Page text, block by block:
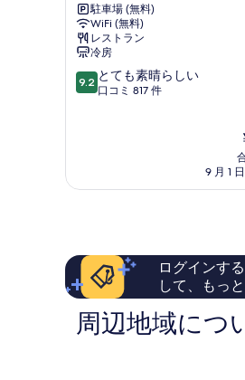
真
を
表
示
す
て
の
写
真
を
る
と
わ
強
羅
駐車場 (無料)
WiFi (無料)
レストラン
冷房
10
段
も
し
い、
口
コ
ミ
817
9.2 とても素晴らしい
口コミ 817 件
9 月 1
ログインす
して、もっ
周辺地域につ